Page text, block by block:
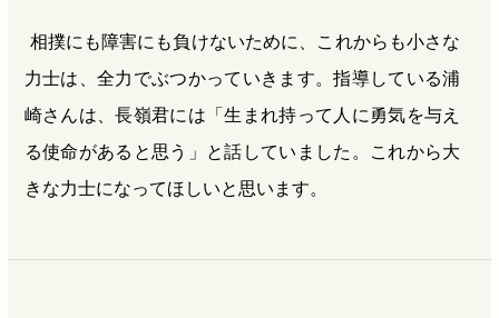
相撲にも障害にも負けないために、これからも小さな
力士は、全力でぶつかっていきます。指導している浦
崎さんは、長嶺君には「生まれ持って人に勇気を与え
る使命があると思う」と話していました。これから大
きな力士になってほしいと思います。